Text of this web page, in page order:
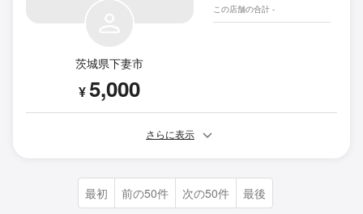
茨城県下妻市
¥5,000
この店舗の合計 -
さらに表示
最初 前の50件 次の50件 最後